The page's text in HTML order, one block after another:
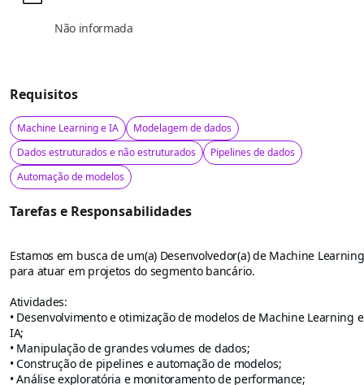
Não informada
Requisitos
Machine Learning e IA
Modelagem de dados
Dados estruturados e não estruturados
Pipelines de dados
Automação de modelos
Tarefas e Responsabilidades
Estamos em busca de um(a) Desenvolvedor(a) de Machine Learning
para atuar em projetos do segmento bancário.
Atividades:
• Desenvolvimento e otimização de modelos de Machine Learning e
IA;
• Manipulação de grandes volumes de dados;
• Construção de pipelines e automação de modelos;
• Análise exploratória e monitoramento de performance;